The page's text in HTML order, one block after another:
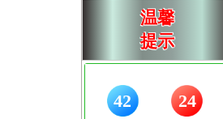
温馨
提示